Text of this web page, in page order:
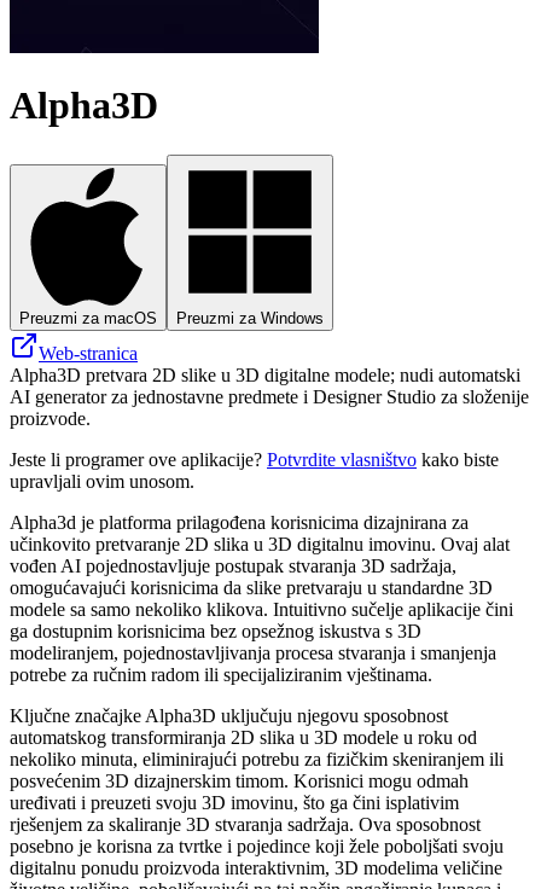
Alpha3D
Preuzmi za macOS Preuzmi za Windows
Web-stranica
Alpha3D pretvara 2D slike u 3D digitalne modele; nudi automatski
AI generator za jednostavne predmete i Designer Studio za složenije
proizvode.
Jeste li programer ove aplikacije? Potvrdite vlasništvo kako biste
upravljali ovim unosom.
Alpha3d je platforma prilagođena korisnicima dizajnirana za
učinkovito pretvaranje 2D slika u 3D digitalnu imovinu. Ovaj alat
vođen AI pojednostavljuje postupak stvaranja 3D sadržaja,
omogućavajući korisnicima da slike pretvaraju u standardne 3D
modele sa samo nekoliko klikova. Intuitivno sučelje aplikacije čini
ga dostupnim korisnicima bez opsežnog iskustva s 3D
modeliranjem, pojednostavljivanja procesa stvaranja i smanjenja
potrebe za ručnim radom ili specijaliziranim vještinama.
Ključne značajke Alpha3D uključuju njegovu sposobnost
automatskog transformiranja 2D slika u 3D modele u roku od
nekoliko minuta, eliminirajući potrebu za fizičkim skeniranjem ili
posvećenim 3D dizajnerskim timom. Korisnici mogu odmah
uređivati ​​i preuzeti svoju 3D imovinu, što ga čini isplativim
rješenjem za skaliranje 3D stvaranja sadržaja. Ova sposobnost
posebno je korisna za tvrtke i pojedince koji žele poboljšati svoju
digitalnu ponudu proizvoda interaktivnim, 3D modelima veličine